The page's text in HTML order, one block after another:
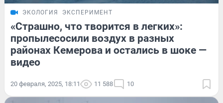
ЭКОЛОГИЯ ЭКСПЕРИМЕНТ
«Страшно, что творится в легких»:
пропылесосили воздух в разных
районах Кемерова и остались в шоке —
видео
20 февраля, 2025, 18:11 11 588 10